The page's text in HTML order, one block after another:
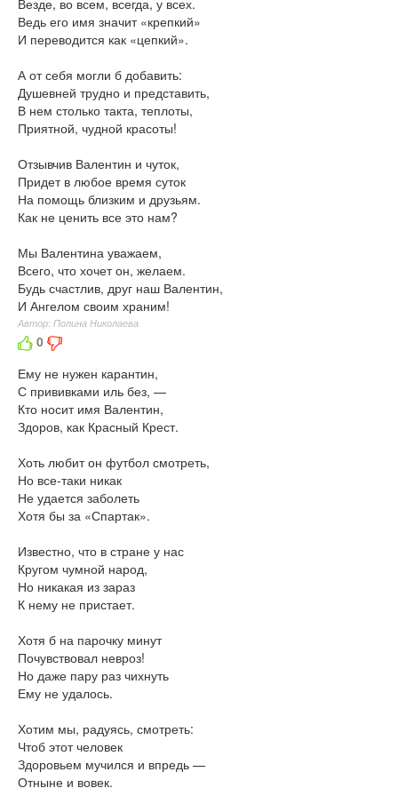
Ведь его имя значит «крепкий»
И переводится как «цепкий».
А от себя могли б добавить:
Душевней трудно и представить,
В нем столько такта, теплоты,
Приятной, чудной красоты!
Отзывчив Валентин и чуток,
Придет в любое время суток
На помощь близким и друзьям.
Как не ценить все это нам?
Мы Валентина уважаем,
Всего, что хочет он, желаем.
Будь счастлив, друг наш Валентин,
И Ангелом своим храним!
Автор: Полина Николаева
0
Ему не нужен карантин,
С прививками иль без, —
Кто носит имя Валентин,
Здоров, как Красный Крест.
Хоть любит он футбол смотреть,
Но все-таки никак
Не удается заболеть
Хотя бы за «Спартак».
Известно, что в стране у нас
Кругом чумной народ,
Но никакая из зараз
К нему не пристает.
Хотя б на парочку минут
Почувствовал невроз!
Но даже пару раз чихнуть
Ему не удалось.
Хотим мы, радуясь, смотреть:
Чтоб этот человек
Здоровьем мучился и впредь —
Отныне и вовек.